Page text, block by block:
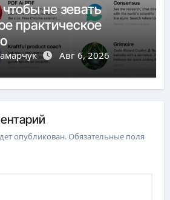
не зевать
практическое
Авг 6, 2026
опубликован.Обязательные поля